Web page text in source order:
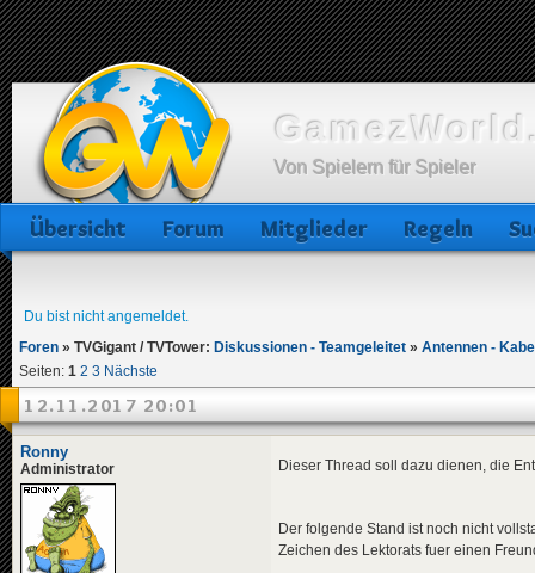
Von Spielern für Spieler
Übersicht Forum Mitglieder Regeln
Du bist nicht angemeldet.
Foren » TVGigant / TVTower: Diskussionen - Teamgeleitet » Antennen -
Seiten: 1 2 3 Nächste
12.11.2017 20:01
Ronny
Administrator Dieser Thread soll dazu dienen, die
Der folgende Stand ist noch nicht
Zeichen des Lektorats fuer einen